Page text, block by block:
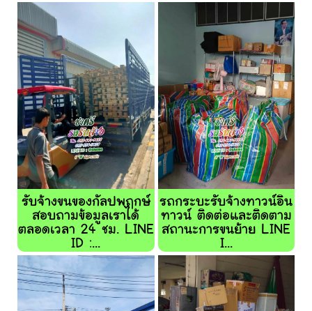
รับจ้างขนของกัลปพฤกษ์
สอบถามข้อมูลเราได้
ตลอดเวลา 24 ชม. LINE
ID :...
รถกระบะรับจ้างทาวน์อิน
ทาวน์ ติดต่อและติดตาม
สถานะการขนย้าย LINE
I...